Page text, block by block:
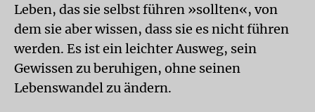
Leben, das sie selbst führen »sollten«, von
dem sie aber wissen, dass sie es nicht führen
werden. Es ist ein leichter Ausweg, sein
Gewissen zu beruhigen, ohne seinen
Lebenswandel zu ändern.